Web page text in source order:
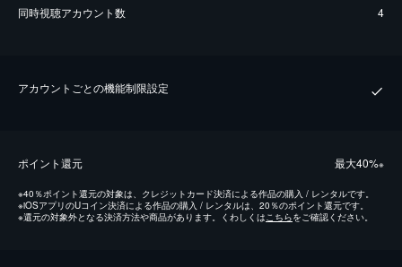
同時視聴アカウント数 4
アカウントごとの機能制限設定
ポイント還元 最⼤40%※
※40％ポイント還元の対象は、クレジットカード決済による作品の購入 / レンタルです。
※iOSアプリのUコイン決済による作品の購入 / レンタルは、20％のポイント還元です。
※還元の対象外となる決済方法や商品があります。くわしくはこちらをご確認ください。